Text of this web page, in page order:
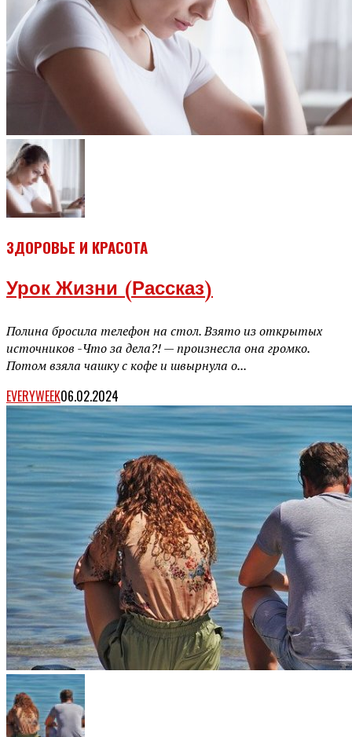
ЗДОРОВЬЕ И КРАСОТА
Урок Жизни (рассказ)
Полина бросила телефон на стол. Взято из открытых
источников -Что за дела?! — произнесла она громко.
Потом взяла чашку с кофе и швырнула о...
EVERYWEEK06.02.2024